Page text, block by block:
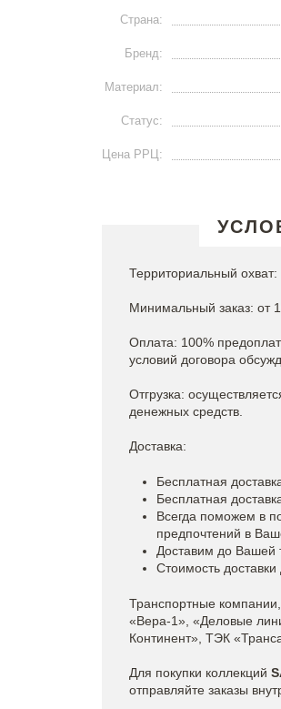
Страна:
Бренд:
Материал:
Статус:
Цена РРЦ:
Территориальный охват:
Минимальный заказ: от
Оплата: 100%
условий договора
Отгрузка:
денежных средств.
Доставка:
Бесплатная
Бесплатная
Всегда поможем в
предпочтений в
Доставим до Вашей
Стоимость
Транспортные
«Вера-1», «Деловые
Континент», ТЭК
Для покупки коллекций
отправляйте заказы